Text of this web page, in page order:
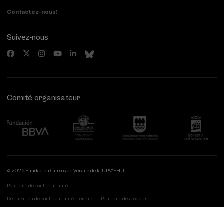
Contactez-nous!
Suivez-nous
Comité organisateur
© 2026 Fundación Cursos de Verano de la UPV/EHU
Politique de confidentialité
Déclaration de confidentialité étendue Politique des cookies